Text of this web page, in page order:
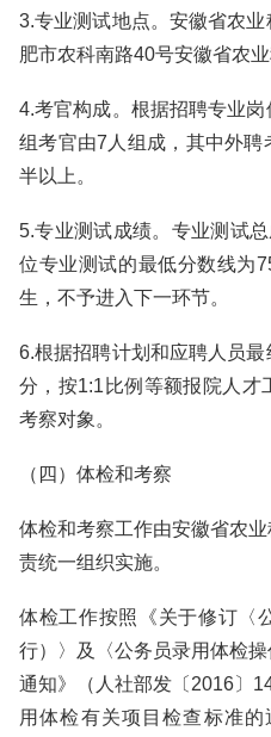
3.专业测试地点。安徽省农
肥市农科南路40号安徽省农业
4.考官构成。根据招聘专业
组考官由7人组成，其中外
半以上。
5.专业测试成绩。专业测试
位专业测试的最低分数线为
生，不予进入下一环节。
6.根据招聘计划和应聘人员
分，按1:1比例等额报院人才
考察对象。
（四）体检和考察
体检和考察工作由安徽省农
责统一组织实施。
体检工作按照《关于修订〈
行）〉及〈公务员录用体检
通知》（人社部发〔2016〕
用体检有关项目检查标准